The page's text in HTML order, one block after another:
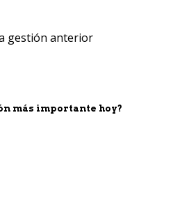
gestión anterior
más importante hoy?